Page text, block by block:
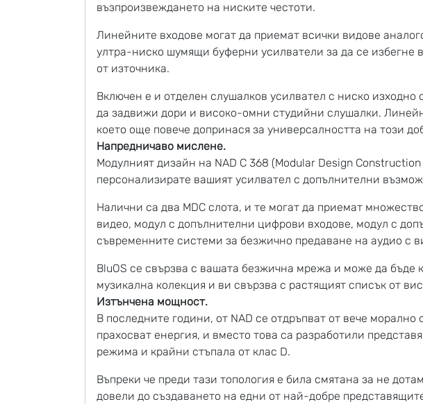
възпроизвеждането на ниските честоти.
Линейните входове могат да приемат всички видове
ултра-ниско шумящи буферни усилватели за да се избегне
от източника.
Включен е и отделен слушалков усилвател с ниско
да задвижи дори и високо-омни студийни слушалки.
което още повече допринася за универсалността на този
Напредничаво мислене.
Модулният дизайн на NAD C 368 (Modular Design
персонализирате вашият усилвател с допълнителни
Налични са два MDC слота, и те могат да приемат
видео, модул с допълнителни цифрови входове, модул с
съвременните системи за безжично предаване на аудио с
BluOS се свързва с вашата безжична мрежа и може да бъде
музикална колекция и ви свързва с растящият списък от
Изтънчена мощност.
В последните години, от NAD се отдръпват от вече
прахосват енергия, и вместо това са разработили
режима и крайни стъпала от клас D.
Въпреки че преди тази топология е била смятана за не
довели до създаването на едни от най-добре